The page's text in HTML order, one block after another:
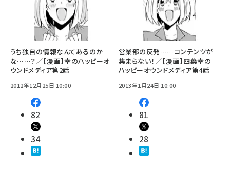
うち独自の情報なんてあるのか
な……？／【漫画】幸のハッピーオ
ウンドメディア第2話
2012年12月25日 10:00
82
34
営業部の反発……コンテンツが
集まらない！／【漫画】四葉幸の
ハッピーオウンドメディア第4話
2013年1月24日 10:00
81
28